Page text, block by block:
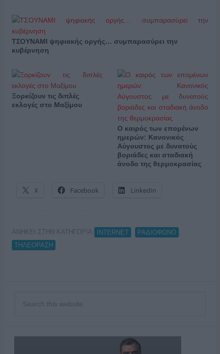
ΤΣΟΥΝΑΜΙ ψηφιακής οργής… συμπαρασύρει την
κυβέρνηση
Ξορκίζουν τις διπλές
εκλογές στο Μαξίμου
Ο καιρός των επομένων
ημερών: Κανονικός
Αύγουστος με δυνατούς
βοριάδες και σταδιακή
άνοδο της θερμοκρασίας
X Facebook LinkedIn
ΑΝΗΚΕΙ ΣΤΗΝ ΚΑΤΗΓΟΡΙΑ: INTERNET ΡΑΔΙΟΦΩΝΟ
ΤΗΛΕΟΡΑΣΗ